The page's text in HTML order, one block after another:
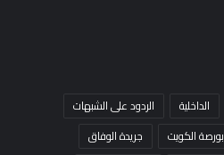
الداخلية
الردود على الشبهات
بورصة الكويت
جريدة الوفاق